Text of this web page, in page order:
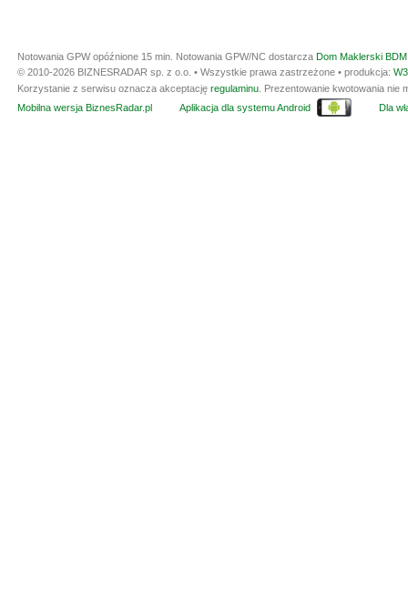
Notowania GPW opóźnione 15 min. Notowania GPW/NC dostarcza Dom Maklerski
© 2010-2026 BIZNESRADAR sp. z o.o. • Wszystkie prawa zastrzeżone • produkcja:
Korzystanie z serwisu oznacza akceptację regulaminu . Prezentowanie kwotowania
Mobilna wersja BiznesRadar.pl
Aplikacja dla systemu Android Dla